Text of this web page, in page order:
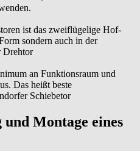
ist das zweiflügelige Hof-
sondern auch in der
Drehtor
an Funktionsraum und
Das heißt beste
Schiebetor
Montage eines